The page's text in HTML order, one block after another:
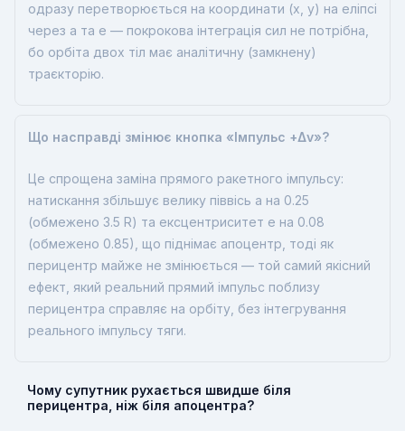
одразу перетворюється на координати (x, y) на еліпсі
через a та e — покрокова інтеграція сил не потрібна,
бо орбіта двох тіл має аналітичну (замкнену)
траєкторію.
Що насправді змінює кнопка «Імпульс +Δv»?
Це спрощена заміна прямого ракетного імпульсу:
натискання збільшує велику піввісь a на 0.25
(обмежено 3.5 R) та ексцентриситет e на 0.08
(обмежено 0.85), що піднімає апоцентр, тоді як
перицентр майже не змінюється — той самий якісний
ефект, який реальний прямий імпульс поблизу
перицентра справляє на орбіту, без інтегрування
реального імпульсу тяги.
Чому супутник рухається швидше біля
перицентра, ніж біля апоцентра?